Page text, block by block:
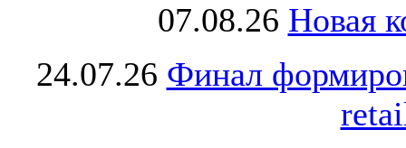
07.08.26 Новая
24.07.26 Финал